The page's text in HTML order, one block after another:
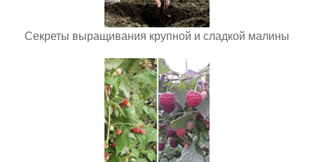
Секреты выращивания крупной и сладкой малины